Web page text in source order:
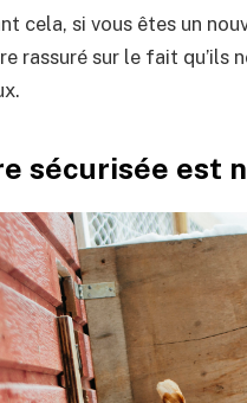
cela, si vous êtes un
rassuré sur le fait qu’ils
sécurisée est